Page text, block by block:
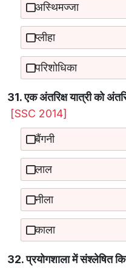
अस्थिमज्जा
प्लीहा
परिशोधिका
31. एक अंतरिक्ष यात्री को
[SSC 2014]
बैंगनी
लाल
नीला
काला
32. प्रयोगशाला में संश्लेषित